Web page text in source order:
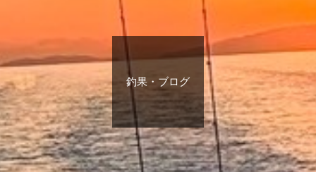
釣果・ブログ